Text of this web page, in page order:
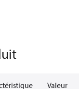
Valeur